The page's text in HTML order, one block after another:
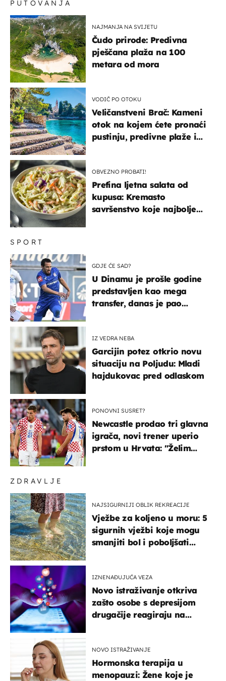
ZDRAVLJE
NAJSIGURNIJI OBLIK REKREACIJE
Vježbe za koljeno u moru: 5
sigurnih vježbi koje mogu
smanjiti bol i poboljšati
IZNENAĐUJUĆA VEZA
Novo istraživanje otkriva
zašto osobe s depresijom
drugačije reagiraju na
NOVO ISTRAŽIVANJE
Hormonska terapija u
menopauzi: Žene koje je
SPORT
GDJE ĆE SAD?
U Dinamu je prošle godine
predstavljen kao mega
transfer, danas je pao
IZ VEDRA NEBA
Garcijin potez otkrio novu
situaciju na Poljudu: Mladi
hajdukovac pred odlaskom
PONOVNI SUSRET?
Newcastle prodao tri glavna
igrača, novi trener uperio
prstom u Hrvata: "Želim
PUTOVANJA
NAJMANJA NA SVIJETU
Čudo prirode: Predivna
pješčana plaža na 100
metara od mora
VODIČ PO OTOKU
Veličanstveni Brač: Kameni
otok na kojem ćete pronaći
pustinju, predivne plaže i
OBVEZNO PROBATI!
Prefina ljetna salata od
kupusa: Kremasto
savršenstvo koje najbolje